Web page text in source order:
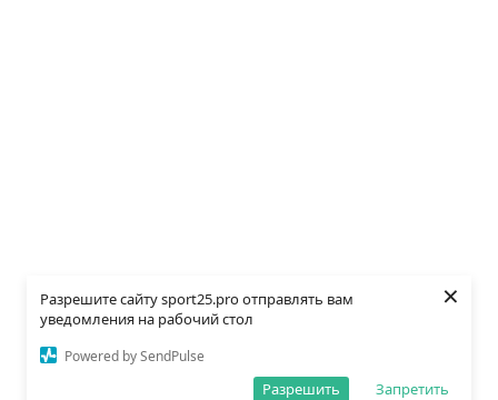
Разрешите сайту sport25.pro отправлять вам
уведомления на рабочий стол
Powered by SendPulse
Запретить
Разрешить
×